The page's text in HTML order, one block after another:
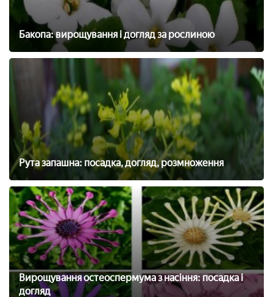
Бакопа: вирощування і догляд за рослиною
Рута запашна: посадка, догляд, розмноження
Вирощування остеоспермума з насіння: посадка і
догляд